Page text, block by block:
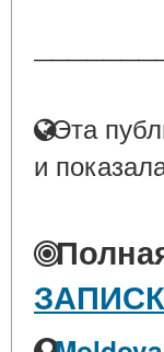
Эта
и